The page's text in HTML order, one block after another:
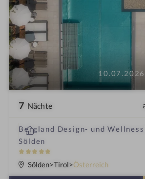
7 Nächte
Bergland Design- und
Sölden
5
S
t
i
n
Sölden Tirol Österreich